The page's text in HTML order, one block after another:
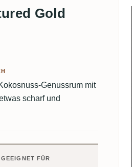
Gold
Genussrum mit
scharf und
FÜR